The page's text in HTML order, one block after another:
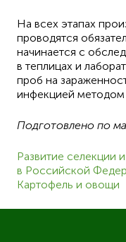
На всех этапах
проводятся
начинается с
в теплицах и
проб на
инфекцией
Подготовлено по
Развитие селекции
в Российской
Картофель и овощи